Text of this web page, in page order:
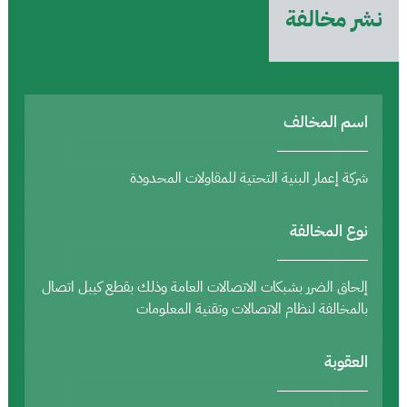
نشر مخالفة
اسم المخالف
شركة إعمار البنية التحتية للمقاولات المحدودة
نوع المخالفة
إلحاق الضرر بشبكات الاتصالات العامة وذلك بقطع كيبل اتصال
بالمخالفة لنظام الاتصالات وتقنية المعلومات
العقوبة